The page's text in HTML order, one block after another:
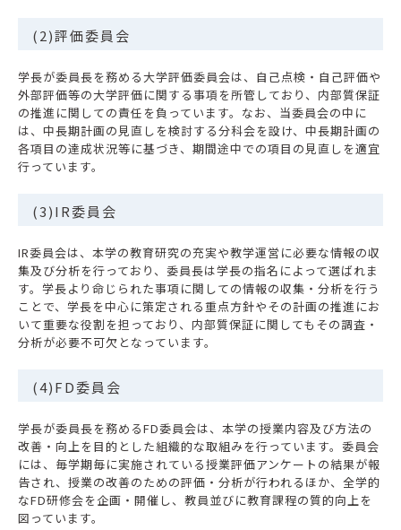
(2)評価委員会
学長が委員長を務める大学評価委員会は、自己点検・自己評価や
外部評価等の大学評価に関する事項を所管しており、内部質保証
の推進に関しての責任を負っています。なお、当委員会の中に
は、中長期計画の見直しを検討する分科会を設け、中長期計画の
各項目の達成状況等に基づき、期間途中での項目の見直しを適宜
行っています。
(3)IR委員会
IR委員会は、本学の教育研究の充実や教学運営に必要な情報の収
集及び分析を行っており、委員長は学長の指名によって選ばれま
す。学長より命じられた事項に関しての情報の収集・分析を行う
ことで、学長を中心に策定される重点方針やその計画の推進にお
いて重要な役割を担っており、内部質保証に関してもその調査・
分析が必要不可欠となっています。
(4)FD委員会
学長が委員長を務めるFD委員会は、本学の授業内容及び方法の
改善・向上を目的とした組織的な取組みを行っています。委員会
には、毎学期毎に実施されている授業評価アンケートの結果が報
告され、授業の改善のための評価・分析が行われるほか、全学的
なFD研修会を企画・開催し、教員並びに教育課程の質的向上を
図っています。